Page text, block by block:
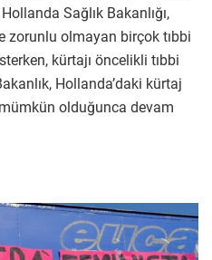
Sağlık Bakanlığı,
zorunlu olmayan birçok tıbbi
kürtajı öncelikli tıbbi
Hollanda’daki kürtaj
olduğunca devam